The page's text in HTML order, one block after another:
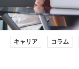
キャリア コラム